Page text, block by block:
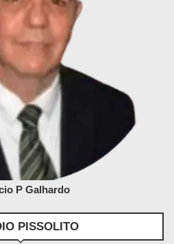
P Galhardo
PISSOLITO